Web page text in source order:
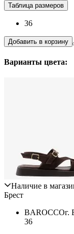
Таблица размеров
36
Добавить в корзину
Варианты цвета:
Наличие в
Брест
BAROCCOг.
36